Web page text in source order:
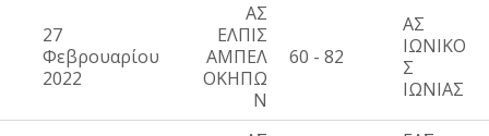
27
Φεβρουαρίου
2022
ΑΣ
ΕΛΠΙΣ
ΑΜΠΕΛ
ΟΚΗΠΩ
Ν
60 - 82
ΑΣ
ΙΩΝΙΚΟ
Σ
ΙΩΝΙΑΣ